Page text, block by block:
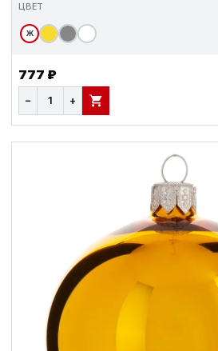
ЦВЕТ
Ж
777 ₽
− + В КОРЗИНУ